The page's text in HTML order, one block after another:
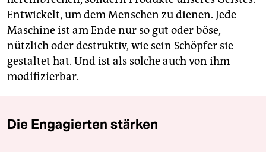
Entwickelt, um dem Menschen zu dienen. Jede
Maschine ist am Ende nur so gut oder böse,
nützlich oder destruktiv, wie sein Schöpfer sie
gestaltet hat. Und ist als solche auch von ihm
modifizierbar.
Die Engagierten stärken